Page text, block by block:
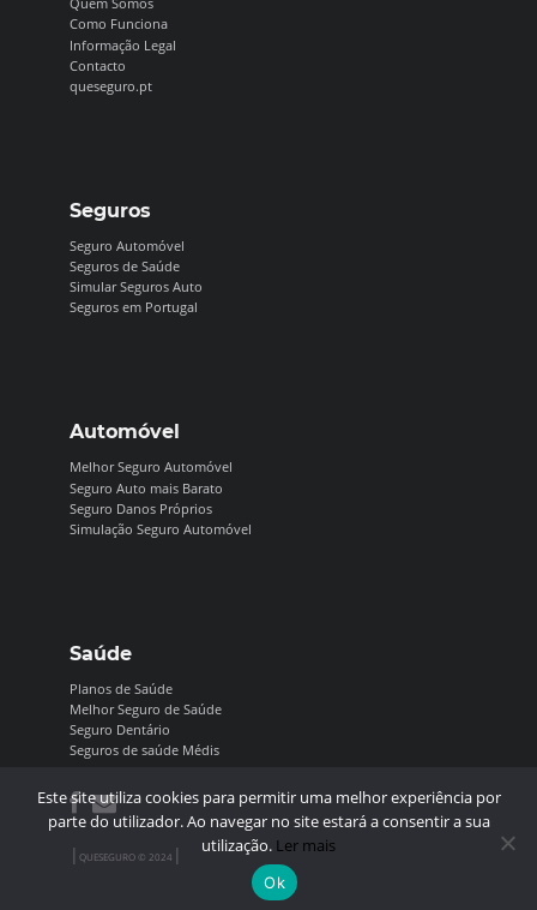
Como Funciona
Informação Legal
Contacto
queseguro.pt
Seguros
Seguro Automóvel
Seguros de Saúde
Simular Seguros Auto
Seguros em Portugal
Automóvel
Melhor Seguro Automóvel
Seguro Auto mais Barato
Seguro Danos Próprios
Simulação Seguro Automóvel
Saúde
Planos de Saúde
Melhor Seguro de Saúde
Seguro Dentário
Seguros de saúde Médis
|QUESEGURO © 2024 |
Este site utiliza cookies para permitir uma melhor experiência por
parte do utilizador. Ao navegar no site estará a consentir a sua
utilização. Ler mais
Ok